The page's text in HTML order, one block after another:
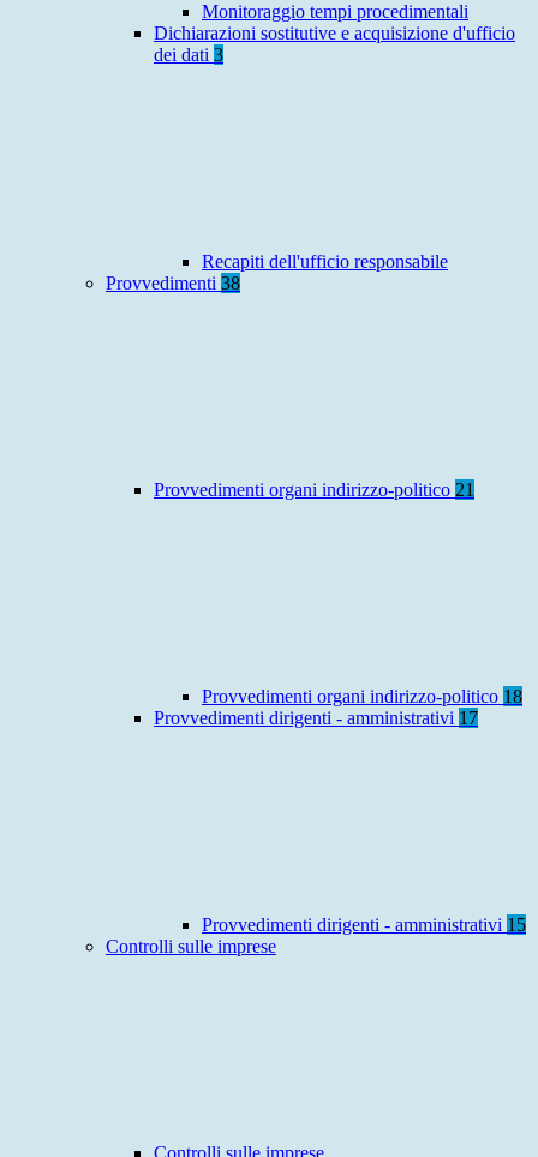
Monitoraggio tempi procedimentali
Dichiarazioni sostitutive e acquisizione d'ufficio
dei dati 3
Recapiti dell'ufficio responsabile
Provvedimenti 38
Provvedimenti organi indirizzo-politico 21
Provvedimenti organi indirizzo-politico 18
Provvedimenti dirigenti - amministrativi 17
Provvedimenti dirigenti - amministrativi 15
Controlli sulle imprese